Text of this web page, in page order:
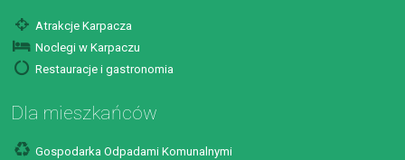
Atrakcje Karpacza
Noclegi w Karpaczu
Restauracje i gastronomia
Dla mieszkańców
Gospodarka Odpadami Komunalnymi